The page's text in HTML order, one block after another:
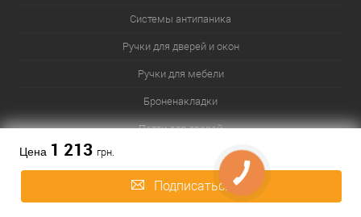
Цена 1 213 грн.
Подписаться
Системы антипаника
Ручки для дверей и окон
Ручки для мебели
Броненакладки
Петли для дверей
Доводчики дверей
Раздвижные системы